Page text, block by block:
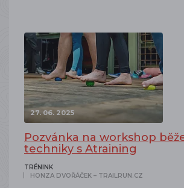
27. 06. 2025
Pozvánka na workshop
techniky s Atraining
TRÉNINK
HONZA DVOŘÁČEK – TRAILRUN.CZ